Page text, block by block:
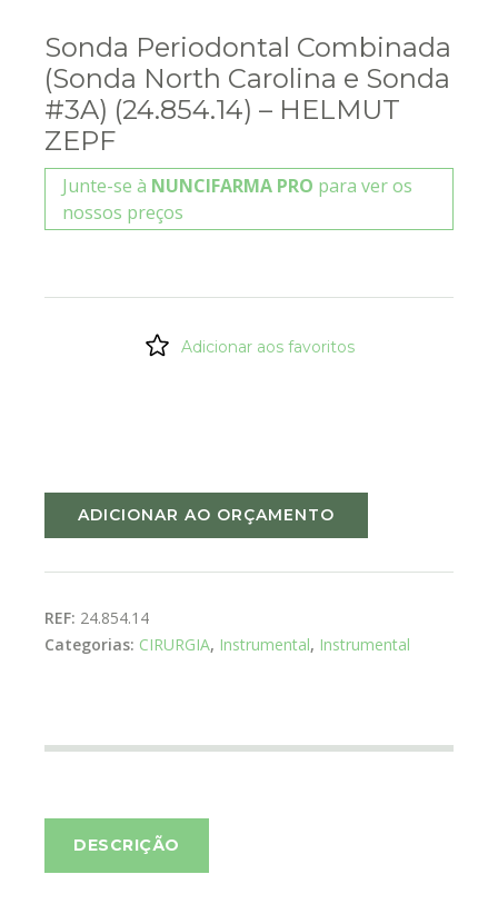
Sonda Periodontal Combinada
(Sonda North Carolina e Sonda
#3A) (24.854.14) – HELMUT
ZEPF
Junte-se à NUNCIFARMA PRO para ver os
nossos preços
Adicionar aos favoritos
ADICIONAR AO ORÇAMENTO
REF: 24.854.14
Categorias: CIRURGIA, Instrumental, Instrumental
DESCRIÇÃO